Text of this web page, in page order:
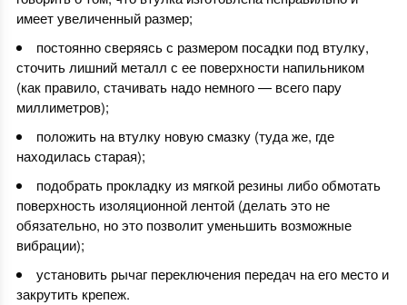
имеет увеличенный размер;
постоянно сверяясь с размером посадки под втулку,
сточить лишний металл с ее поверхности напильником
(как правило, стачивать надо немного — всего пару
миллиметров);
положить на втулку новую смазку (туда же, где
находилась старая);
подобрать прокладку из мягкой резины либо обмотать
поверхность изоляционной лентой (делать это не
обязательно, но это позволит уменьшить возможные
вибрации);
установить рычаг переключения передач на его место и
закрутить крепеж.